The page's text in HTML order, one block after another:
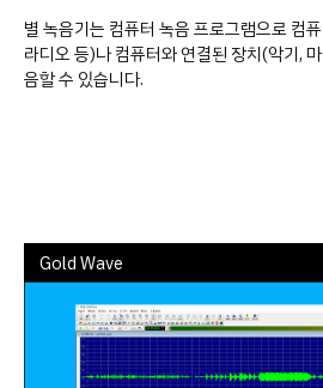
별 녹음기는 컴퓨터 녹음 프로그램으로 컴
라디오 등)나 컴퓨터와 연결된 장치(악기,
음할 수 있습니다.
Gold Wave